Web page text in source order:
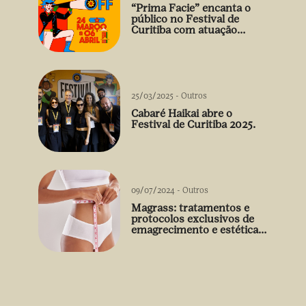
“Prima Facie” encanta o
público no Festival de
Curitiba com atuação
25/03/2025 - Outros
Cabaré Haikai abre o
Festival de Curitiba 2025.
09/07/2024 - Outros
Magrass: tratamentos e
protocolos exclusivos de
emagrecimento e estética